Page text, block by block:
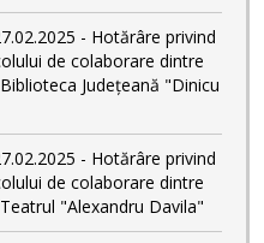
- Hotărâre privind
de colaborare dintre
Județeană "Dinicu
- Hotărâre privind
de colaborare dintre
"Alexandru Davila"